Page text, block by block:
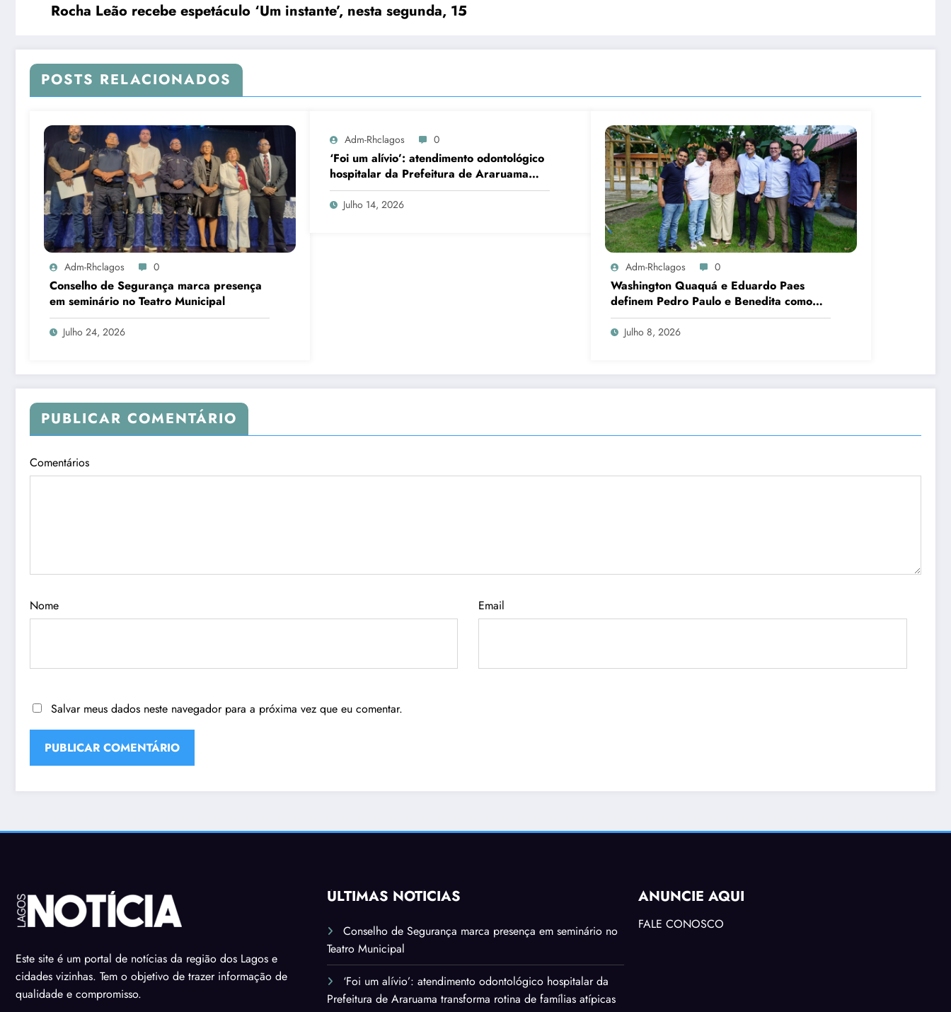
Rocha Leão recebe espetáculo ‘Um instante’, nesta segunda, 15
POSTS RELACIONADOS
Adm-Rhclagos 0
Conselho de Segurança marca presença
em seminário no Teatro Municipal
Julho 24, 2026
Adm-Rhclagos 0
‘Foi um alívio’: atendimento odontológico
hospitalar da Prefeitura de Araruama
transforma rotina de famílias atípicas
Julho 14, 2026
Adm-Rhclagos 0
Washington Quaquá e Eduardo Paes
definem Pedro Paulo e Benedita como
candidatos ao Senado no Rio
Julho 8, 2026
PUBLICAR COMENTÁRIO
Comentários
Nome Email
Salvar meus dados neste navegador para a próxima vez que eu comentar.
Este site é um portal de notícias da região dos Lagos e
cidades vizinhas. Tem o objetivo de trazer informação de
qualidade e compromisso.
ÚLTIMAS NOTÍCIAS
Conselho de Segurança marca presença em seminário no
Teatro Municipal
‘Foi um alívio’: atendimento odontológico hospitalar da
Prefeitura de Araruama transforma rotina de famílias atípicas
ANUNCIE AQUI
FALE CONOSCO